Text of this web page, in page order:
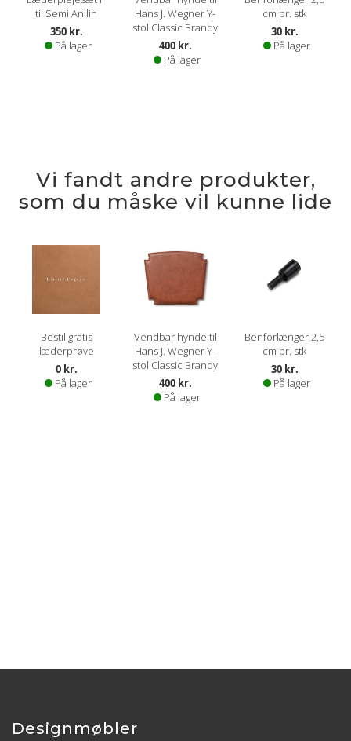
til Semi Anilin
350 kr.
På lager
Hans J. Wegner Y-
stol Classic Brandy
400 kr.
På lager
cm pr. stk
30 kr.
På lager
Vi fandt andre produkter,
som du måske vil kunne lide
Bestil gratis
læderprøve
0 kr.
På lager
Vendbar hynde til
Hans J. Wegner Y-
stol Classic Brandy
400 kr.
På lager
Benforlænger 2,5
cm pr. stk
30 kr.
På lager
Designmøbler